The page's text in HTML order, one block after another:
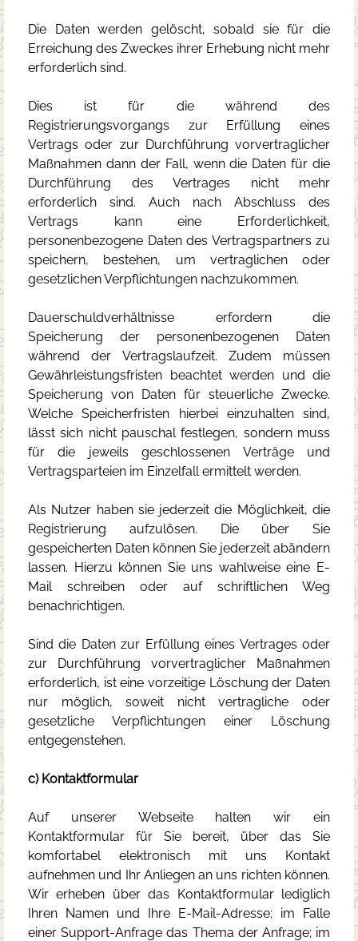
Die Daten werden gelöscht, sobald sie für die
Erreichung des Zweckes ihrer Erhebung nicht mehr
erforderlich sind.
Dies ist für die während des
Registrierungsvorgangs zur Erfüllung eines
Vertrags oder zur Durchführung vorvertraglicher
Maßnahmen dann der Fall, wenn die Daten für die
Durchführung des Vertrages nicht mehr
erforderlich sind. Auch nach Abschluss des
Vertrags kann eine Erforderlichkeit,
personenbezogene Daten des Vertragspartners zu
speichern, bestehen, um vertraglichen oder
gesetzlichen Verpflichtungen nachzukommen.
Dauerschuldverhältnisse erfordern die
Speicherung der personenbezogenen Daten
während der Vertragslaufzeit. Zudem müssen
Gewährleistungsfristen beachtet werden und die
Speicherung von Daten für steuerliche Zwecke.
Welche Speicherfristen hierbei einzuhalten sind,
lässt sich nicht pauschal festlegen, sondern muss
für die jeweils geschlossenen Verträge und
Vertragsparteien im Einzelfall ermittelt werden.
Als Nutzer haben sie jederzeit die Möglichkeit, die
Registrierung aufzulösen. Die über Sie
gespeicherten Daten können Sie jederzeit abändern
lassen. Hierzu können Sie uns wahlweise eine E-
Mail schreiben oder auf schriftlichen Weg
benachrichtigen.
Sind die Daten zur Erfüllung eines Vertrages oder
zur Durchführung vorvertraglicher Maßnahmen
erforderlich, ist eine vorzeitige Löschung der Daten
nur möglich, soweit nicht vertragliche oder
gesetzliche Verpflichtungen einer Löschung
entgegenstehen.
c) Kontaktformular
Auf unserer Webseite halten wir ein
Kontaktformular für Sie bereit, über das Sie
komfortabel elektronisch mit uns Kontakt
aufnehmen und Ihr Anliegen an uns richten können.
Wir erheben über das Kontaktformular lediglich
Ihren Namen und Ihre E-Mail-Adresse; im Falle
einer Support-Anfrage das Thema der Anfrage; im